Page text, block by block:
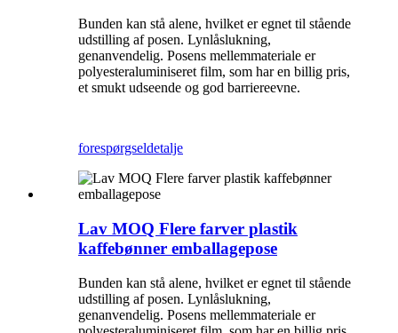
Bunden kan stå alene, hvilket er egnet til stående
udstilling af posen. Lynlåslukning,
genanvendelig. Posens mellemmateriale er
polyesteraluminiseret film, som har en billig pris,
et smukt udseende og god barriereevne.
forespørgseldetalje
Lav MOQ Flere farver plastik
kaffebønner emballagepose
Bunden kan stå alene, hvilket er egnet til stående
udstilling af posen. Lynlåslukning,
genanvendelig. Posens mellemmateriale er